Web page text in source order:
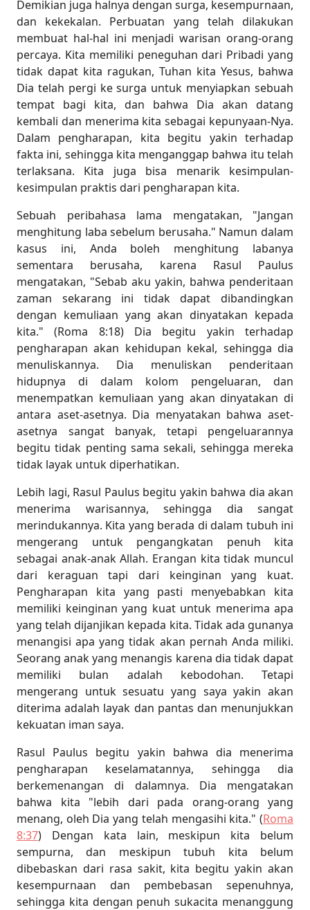
Demikian juga halnya dengan surga, kesempurnaan,
dan kekekalan. Perbuatan yang telah dilakukan
membuat hal-hal ini menjadi warisan orang-orang
percaya. Kita memiliki peneguhan dari Pribadi yang
tidak dapat kita ragukan, Tuhan kita Yesus, bahwa
Dia telah pergi ke surga untuk menyiapkan sebuah
tempat bagi kita, dan bahwa Dia akan datang
kembali dan menerima kita sebagai kepunyaan-Nya.
Dalam pengharapan, kita begitu yakin terhadap
fakta ini, sehingga kita menganggap bahwa itu telah
terlaksana. Kita juga bisa menarik kesimpulan-
kesimpulan praktis dari pengharapan kita.
Sebuah peribahasa lama mengatakan, "Jangan
menghitung laba sebelum berusaha." Namun dalam
kasus ini, Anda boleh menghitung labanya
sementara berusaha, karena Rasul Paulus
mengatakan, "Sebab aku yakin, bahwa penderitaan
zaman sekarang ini tidak dapat dibandingkan
dengan kemuliaan yang akan dinyatakan kepada
kita." (Roma 8:18) Dia begitu yakin terhadap
pengharapan akan kehidupan kekal, sehingga dia
menuliskannya. Dia menuliskan penderitaan
hidupnya di dalam kolom pengeluaran, dan
menempatkan kemuliaan yang akan dinyatakan di
antara aset-asetnya. Dia menyatakan bahwa aset-
asetnya sangat banyak, tetapi pengeluarannya
begitu tidak penting sama sekali, sehingga mereka
tidak layak untuk diperhatikan.
Lebih lagi, Rasul Paulus begitu yakin bahwa dia akan
menerima warisannya, sehingga dia sangat
merindukannya. Kita yang berada di dalam tubuh ini
mengerang untuk pengangkatan penuh kita
sebagai anak-anak Allah. Erangan kita tidak muncul
dari keraguan tapi dari keinginan yang kuat.
Pengharapan kita yang pasti menyebabkan kita
memiliki keinginan yang kuat untuk menerima apa
yang telah dijanjikan kepada kita. Tidak ada gunanya
menangisi apa yang tidak akan pernah Anda miliki.
Seorang anak yang menangis karena dia tidak dapat
memiliki bulan adalah kebodohan. Tetapi
mengerang untuk sesuatu yang saya yakin akan
diterima adalah layak dan pantas dan menunjukkan
kekuatan iman saya.
Rasul Paulus begitu yakin bahwa dia menerima
pengharapan keselamatannya, sehingga dia
berkemenangan di dalamnya. Dia mengatakan
bahwa kita "lebih dari pada orang-orang yang
menang, oleh Dia yang telah mengasihi kita." (Roma
8:37) Dengan kata lain, meskipun kita belum
sempurna, dan meskipun tubuh kita belum
dibebaskan dari rasa sakit, kita begitu yakin akan
kesempurnaan dan pembebasan sepenuhnya,
sehingga kita dengan penuh sukacita menanggung